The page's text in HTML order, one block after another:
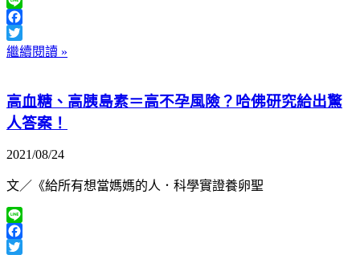
Line
Facebook
Twitter
繼續閱讀 »
高血糖、高胰島素＝高不孕風險？哈佛研究給出驚
人答案！
2021/08/24
文／《給所有想當媽媽的人．科學實證養卵聖
Line
Facebook